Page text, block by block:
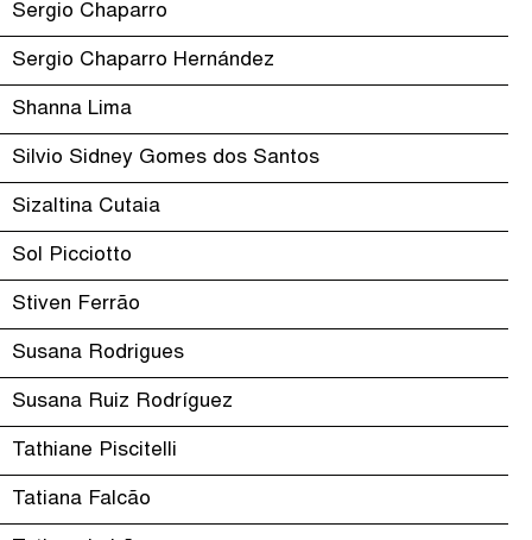
Sergio Chaparro
Sergio Chaparro Hernández
Shanna Lima
Silvio Sidney Gomes dos Santos
Sizaltina Cutaia
Sol Picciotto
Stiven Ferrão
Susana Rodrigues
Susana Ruiz Rodríguez
Tathiane Piscitelli
Tatiana Falcão